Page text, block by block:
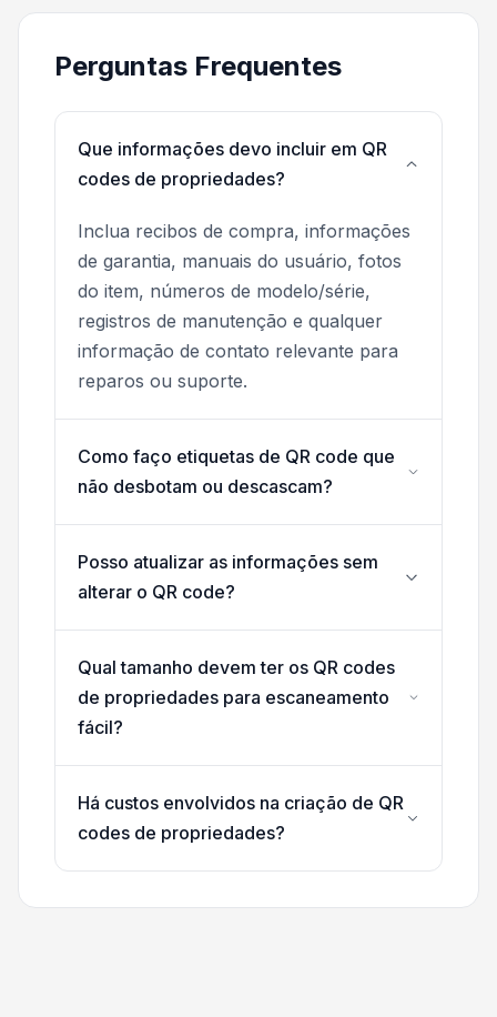
Perguntas Frequentes
Que informações devo incluir em QR
codes de propriedades?
Inclua recibos de compra, informações
de garantia, manuais do usuário, fotos
do item, números de modelo/série,
registros de manutenção e qualquer
informação de contato relevante para
reparos ou suporte.
Como faço etiquetas de QR code que
não desbotam ou descascam?
Posso atualizar as informações sem
alterar o QR code?
Qual tamanho devem ter os QR codes
de propriedades para escaneamento
fácil?
Há custos envolvidos na criação de QR
codes de propriedades?